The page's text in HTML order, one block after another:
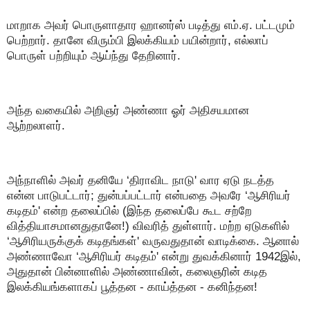
மாறாக அவர் பொருளாதார ஹானர்ஸ் படித்து எம்.ஏ. பட்டமும்
பெற்றார். தானே விரும்பி இலக்கியம் பயின்றார், எல்லாப்
பொருள் பற்றியும் ஆய்ந்து தேறினார்.
அந்த வகையில் அறிஞர் அண்ணா ஓர் அதிசயமான
ஆற்றலாளர்.
அந்நாளில் அவர் தனியே ‘திராவிட நாடு' வார ஏடு நடத்த
என்ன பாடுபட்டார்; துன்பப்பட்டார் என்பதை அவரே ‘ஆசிரியர்
கடிதம்' என்ற தலைப்பில் (இந்த தலைப்பே கூட சற்றே
வித்தியாசமானதுதானே!) விவரித் துள்ளார். மற்ற ஏடுகளில்
‘ஆசிரியருக்குக் கடிதங்கள்' வருவதுதான் வாடிக்கை. ஆனால்
அண்ணாவோ ‘ஆசிரியர் கடிதம்' என்று துவக்கினார் 1942இல்,
அதுதான் பின்னாளில் அண்ணாவின், கலைஞரின் கடித
இலக்கியங்களாகப் பூத்தன - காய்த்தன - கனிந்தன!